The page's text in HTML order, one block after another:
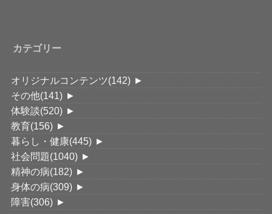
カテゴリー
オリジナルコンテンツ(142) ►
その他(141) ►
体験談(520) ►
教育(156) ►
暮らし・健康(445) ►
社会問題(1040) ►
精神の病(182) ►
身体の病(309) ►
障害(306) ►